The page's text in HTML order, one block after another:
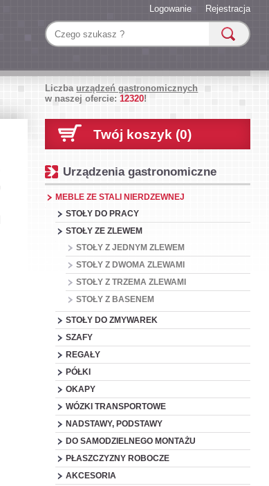
Rejestracja
Logowanie
Liczbaurządzeń gastronomicznych
w naszej ofercie:12320!
Twój koszyk (0)
Urządzenia gastronomiczne
MEBLE ZE STALI NIERDZEWNEJ
STOŁY DO PRACY
STOŁY ZE ZLEWEM
STOŁY Z JEDNYM ZLEWEM
STOŁY Z DWOMA ZLEWAMI
STOŁY Z TRZEMA ZLEWAMI
STOŁY Z BASENEM
STOŁY DO ZMYWAREK
SZAFY
REGAŁY
PÓŁKI
OKAPY
WÓZKI TRANSPORTOWE
NADSTAWY, PODSTAWY
DO SAMODZIELNEGO MONTAŻU
PŁASZCZYZNY ROBOCZE
AKCESORIA